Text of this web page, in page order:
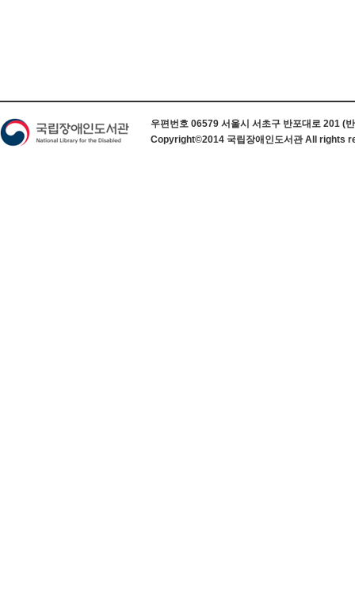
우편번호 06579 서울시 서초구 반포대로 201 (
Copyright©2014 국립장애인도서관 All rights